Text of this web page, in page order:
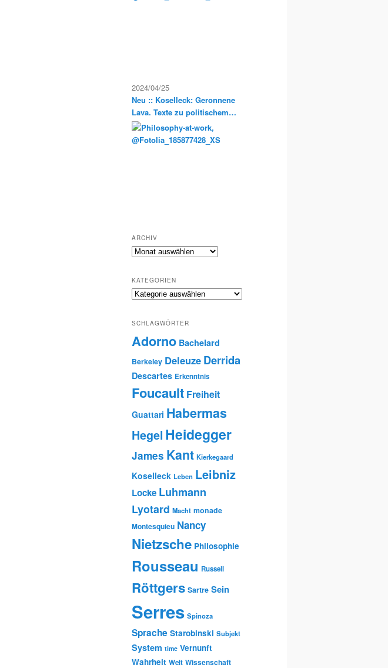
2024/04/25
Neu :: Koselleck: Geronnene
Lava. Texte zu politischem
Totenkult und Erinnerung
ARCHIV
Archiv
KATEGORIEN
Kategorien
SCHLAGWÖRTER
Adorno Bachelard
Berkeley Deleuze Derrida
Descartes Erkenntnis
Foucault Freiheit
Guattari Habermas
Hegel Heidegger
James Kant Kierkegaard
Koselleck Leben Leibniz
Locke Luhmann
Lyotard Macht monade
Montesquieu Nancy
Nietzsche Philosophie
Rousseau Russell
Röttgers Sartre Sein
Serres Spinoza
Sprache Starobinski Subjekt
System time Vernunft
Wahrheit Welt Wissenschaft